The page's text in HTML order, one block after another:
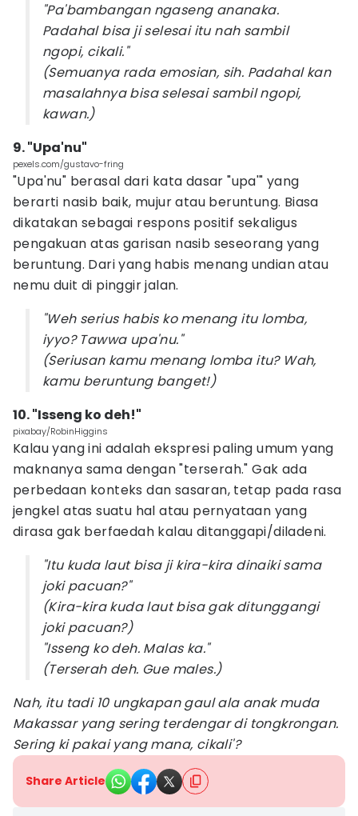
"Pa'bambangan ngaseng ananaka.
Padahal bisa ji selesai itu nah sambil
ngopi, cikali."
(Semuanya rada emosian, sih. Padahal kan
masalahnya bisa selesai sambil ngopi,
kawan.)
9. "Upa'nu"
pexels.com/gustavo-fring
"Upa'nu" berasal dari kata dasar "upa'" yang
berarti nasib baik, mujur atau beruntung. Biasa
dikatakan sebagai respons positif sekaligus
pengakuan atas garisan nasib seseorang yang
beruntung. Dari yang habis menang undian atau
nemu duit di pinggir jalan.
"Weh serius habis ko menang itu lomba,
iyyo? Tawwa upa'nu."
(Seriusan kamu menang lomba itu? Wah,
kamu beruntung banget!)
10. "Isseng ko deh!"
pixabay/RobinHiggins
Kalau yang ini adalah ekspresi paling umum yang
maknanya sama dengan "terserah." Gak ada
perbedaan konteks dan sasaran, tetap pada rasa
jengkel atas suatu hal atau pernyataan yang
dirasa gak berfaedah kalau ditanggapi/diladeni.
"Itu kuda laut bisa ji kira-kira dinaiki sama
joki pacuan?"
(Kira-kira kuda laut bisa gak ditunggangi
joki pacuan?)
"Isseng ko deh. Malas ka."
(Terserah deh. Gue males.)
Nah, itu tadi 10 ungkapan gaul ala anak muda
Makassar yang sering terdengar di tongkrongan.
Sering ki pakai yang mana, cikali'?
Share Article